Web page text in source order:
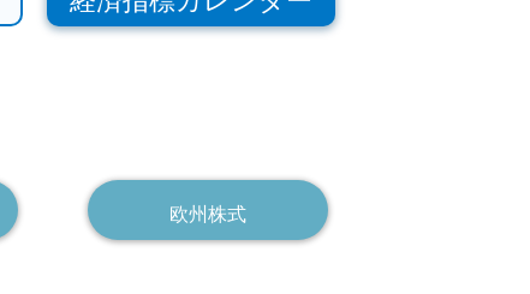
欧州株式